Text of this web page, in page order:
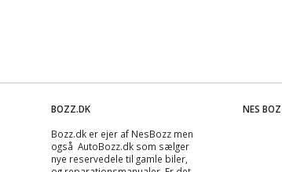
BOZZ.DK
Bozz.dk er ejer af NesBozz men
også AutoBozz.dk som sælger
nye reservedele til gamle biler,
NES